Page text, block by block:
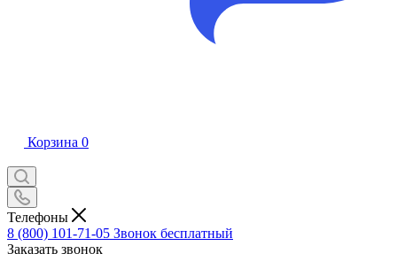
Корзина 0
Телефоны
8 (800) 101-71-05 Звонок бесплатный
Заказать звонок